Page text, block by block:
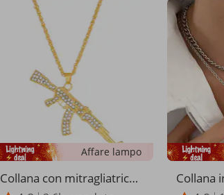
Affare lampo
Collana con mitragliatrice
Collana